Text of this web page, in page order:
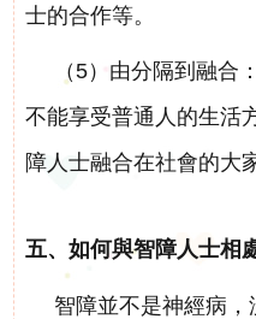
士的合作等。
（5）由分隔到融合
不能享受普通人的生活
障人士融合在社會的大
五、如何與智障人士相
智障並不是神經病